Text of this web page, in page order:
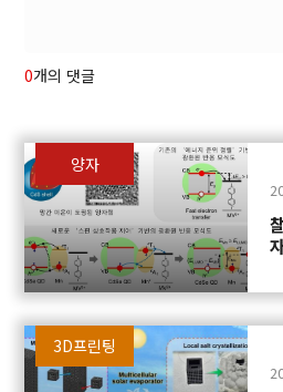
0개의 댓글
양자
3D프린팅